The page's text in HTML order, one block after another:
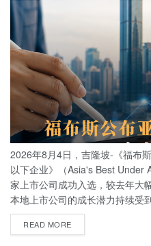
2026年8月4日，吉隆坡-《福布
以下企业》（Asia's Best Under
家上市公司成功入选，较去年大
本地上市公司的成长潜力持续受
READ MORE